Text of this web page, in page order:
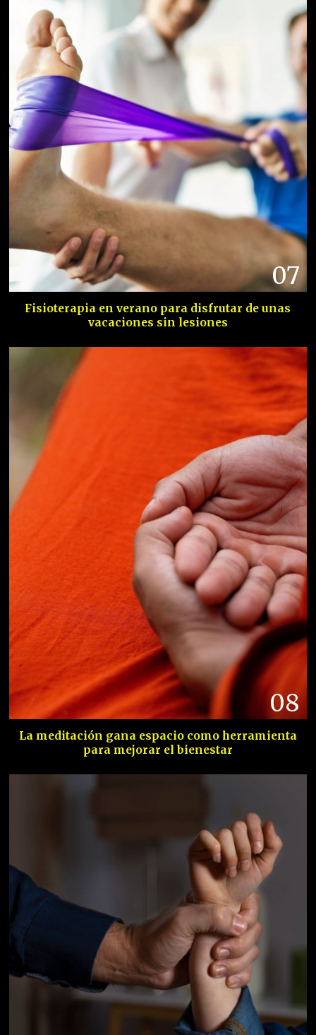
07
Fisioterapia en verano para disfrutar de unas
vacaciones sin lesiones
08
La meditación gana espacio como herramienta
para mejorar el bienestar